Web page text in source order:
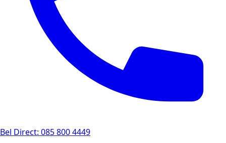
Bel Direct: 085 800 4449